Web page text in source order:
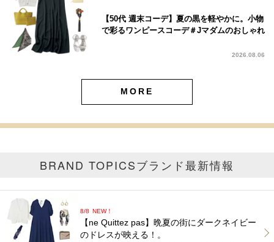
【50代 週末コーデ】夏の黒を軽やかに。小物
で彩るワンピースコーデ＃Jマダムのおしゃれ
2026.08.06
MORE
BRAND TOPICSブランド最新情報
8/8 NEW！
【ne Quittez pas】晩夏の街にダークネイビー
のドレスが映える！。